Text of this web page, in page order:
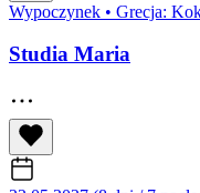
Wypoczynek • Grecja:
Studia Maria